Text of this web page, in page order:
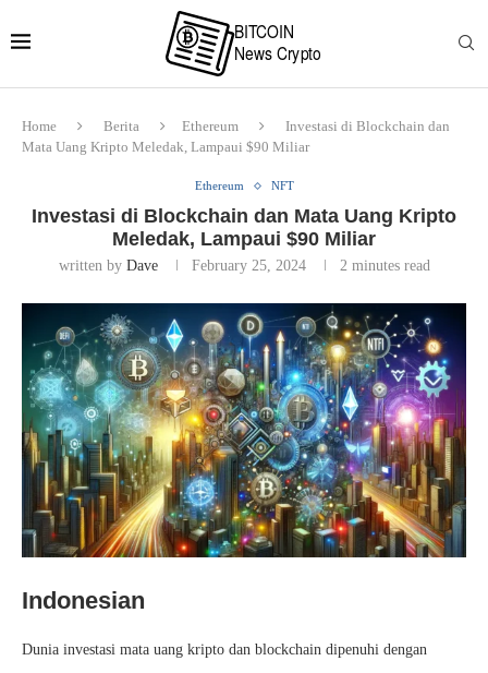
Home Berita Ethereum
Investasi di Blockchain dan
Mata Uang Kripto Meledak, Lampaui $90 Miliar
Ethereum NFT
Investasi di Blockchain dan Mata Uang Kripto
Meledak, Lampaui $90 Miliar
written by Dave February 25, 2024 2 minutes read
Indonesian
Dunia investasi mata uang kripto dan blockchain dipenuhi dengan